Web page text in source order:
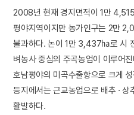
2008년 현재 경지면적이 1만
평야지역이지만 농가인구는 2만
불과하다. 논이 1만 3,437㏊로 시
벼농사 중심의 주곡농업이 이루어
호남평야의 미곡수출항으로 크게
등지에서는 근교농업으로 배추 · 상
활발하다.